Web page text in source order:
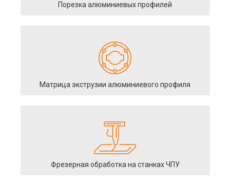
Порезка алюминиевых профилей
Матрица экструзии алюминиевого профиля
Фрезерная обработка на станках ЧПУ